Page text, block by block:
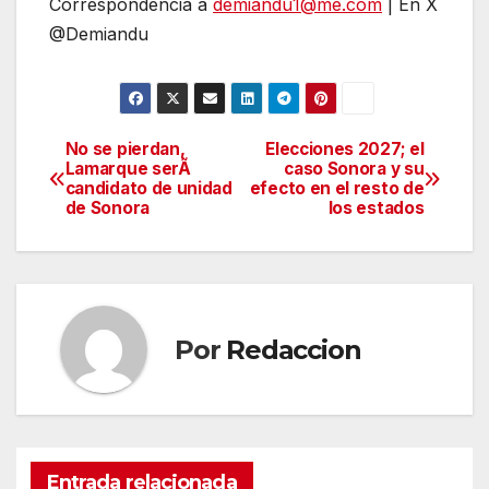
Correspondencia a demiandu1@me.com | En X
@Demiandu
Navegación
de
entradas
Elecciones 2027; el
caso Sonora y su
efecto en el resto de
los estados
No se pierdan,
Lamarque serÃ
candidato de unidad
de Sonora
Por Redaccion
Entrada relacionada